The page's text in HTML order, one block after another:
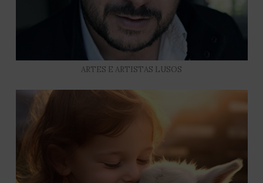
ARTES E ARTISTAS LUSOS